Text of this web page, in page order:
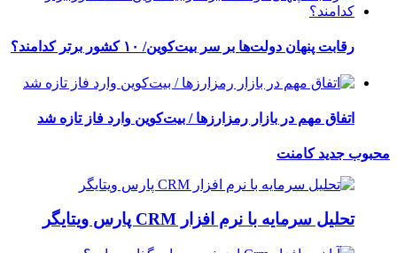
رقابت پنهان دولت‌ها بر سر بیت‌کوین/ ۱۰ کشور برتر کدامند؟
اتفاق مهم در بازار رمزارزها / بیت‌کوین وارد فاز تازه شد
محبوب جدیدکامنت
تحلیل سرمایه با نرم افزار CRM پارس ویتایگر